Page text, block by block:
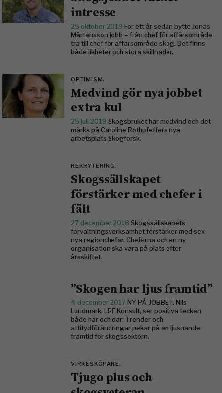
intresse
25 oktober 2019 För ett år sedan bytte Jonas
Mårtensson jobb – från chef för affärsområde
trä till chef för affärsområde skog. Det finns
både likheter och ­stora skillnader.
OPTIMISM.
Medvind gör nya jobbet
extra kul
25 juli 2019 Skogsbruket har medvind och det
märks på Caroline Rothpfeffers nya
arbetsplats Skogforsk.
REKRYTERING.
Skogssällskapet
förstärker med chefer i
fält
27 december 2018 Skogssällskapets
förvaltningsverksamhet förstärker med sex
nya regionchefer. Cheferna och en ny
organisation ska vara på plats efter
årsskiftet.
”Skogen har ljus framtid”
4 december 2017 NY PÅ JOBBET. Nils
Lundmark, LRF Konsult, ser positiva tecken
både här och där: Trender och
attitydförändringar pekar på en ljusnande
framtid för skogssektorn.
VIRKESKÖPARE.
Tjugo plus och